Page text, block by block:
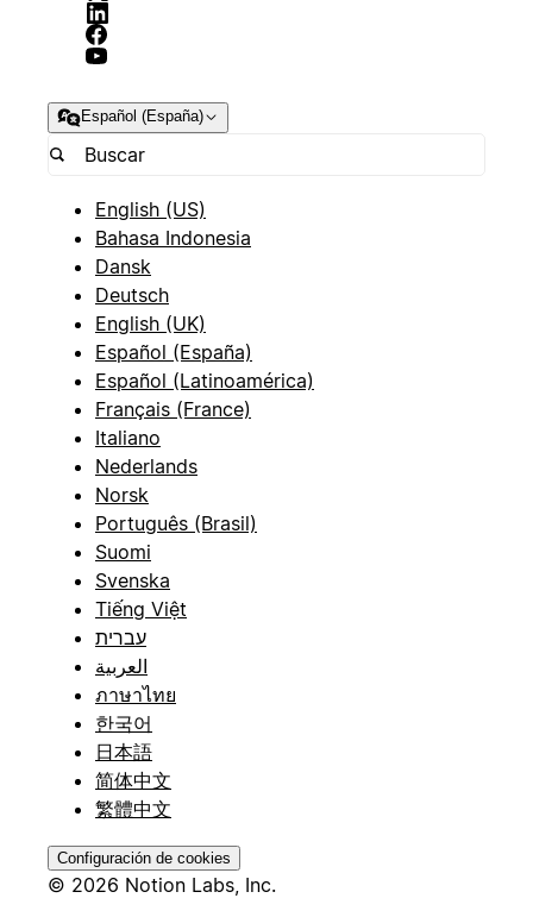
Español (España)
English (US)
Bahasa Indonesia
Dansk
Deutsch
English (UK)
Español (España)
Español (Latinoamérica)
Français (France)
Italiano
Nederlands
Norsk
Português (Brasil)
Suomi
Svenska
Tiếng Việt
עברית
العربية
ภาษาไทย
한국어
日本語
简体中文
繁體中文
Configuración de cookies
© 2026 Notion Labs, Inc.